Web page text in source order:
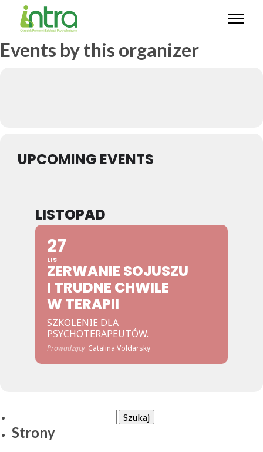
Events by this organizer
UPCOMING EVENTS
LISTOPAD
27
LIS
ZERWANIE SOJUSZU
I TRUDNE CHWILE
W TERAPII
SZKOLENIE DLA
PSYCHOTERAPEUTÓW.
Prowadzący Catalina Voldarsky
Strony